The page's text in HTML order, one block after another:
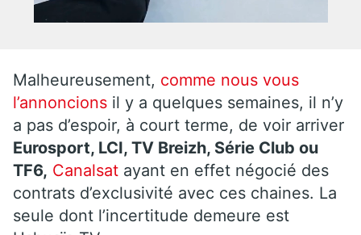
Malheureusement, comme nous vous
l’annoncions il y a quelques semaines, il n’y
a pas d’espoir, à court terme, de voir arriver
Eurosport, LCI, TV Breizh, Série Club ou
TF6, Canalsat ayant en effet négocié des
contrats d’exclusivité avec ces chaines. La
seule dont l’incertitude demeure est